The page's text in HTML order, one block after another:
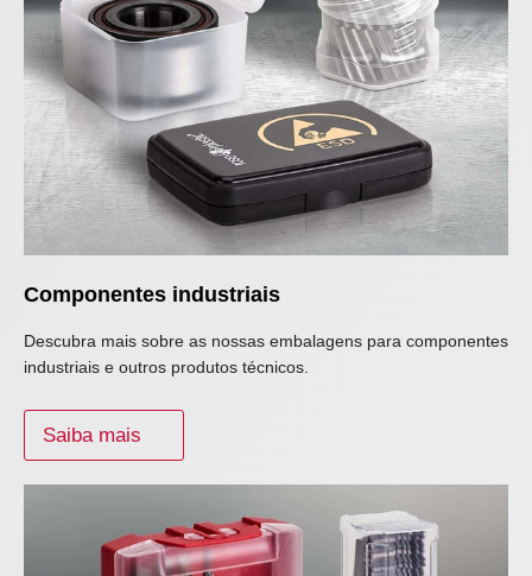
Componentes industriais
Descubra mais sobre as nossas embalagens para componentes
industriais e outros produtos técnicos.
Saiba mais